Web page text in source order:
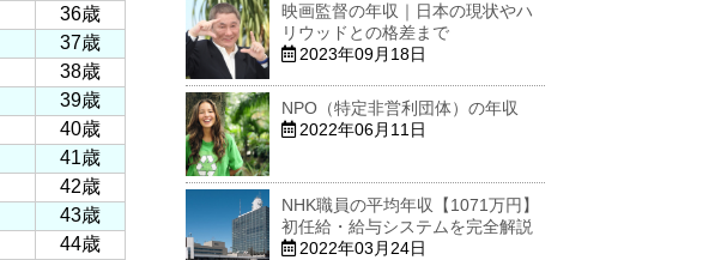
36歳
37歳
38歳
39歳
40歳
41歳
42歳
43歳
44歳
映画監督の年収｜日本の現状やハ
リウッドとの格差まで
2023年09月18日
NPO（特定非営利団体）の年収
2022年06月11日
NHK職員の平均年収【1071万円】
初任給・給与システムを完全解説
2022年03月24日